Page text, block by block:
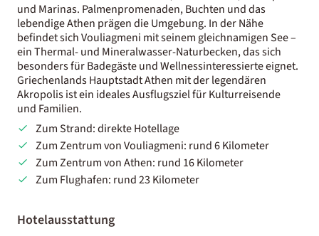
und Marinas. Palmenpromenaden, Buchten und das
lebendige Athen prägen die Umgebung. In der Nähe
befindet sich Vouliagmeni mit seinem gleichnamigen See –
ein Thermal- und Mineralwasser-Naturbecken, das sich
besonders für Badegäste und Wellnessinteressierte eignet.
Griechenlands Hauptstadt Athen mit der legendären
Akropolis ist ein ideales Ausflugsziel für Kulturreisende
und Familien.
Zum Strand: direkte Hotellage
Zum Zentrum von Vouliagmeni: rund 6 Kilometer
Zum Zentrum von Athen: rund 16 Kilometer
Zum Flughafen: rund 23 Kilometer
Hotelausstattung